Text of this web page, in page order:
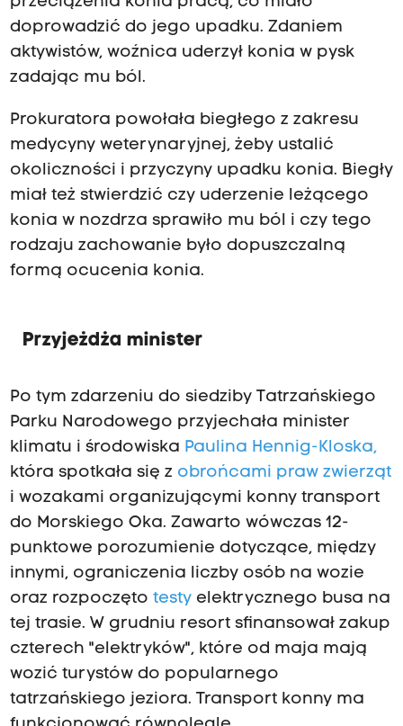
doprowadzić do jego upadku. Zdaniem
aktywistów, woźnica uderzył konia w pysk
zadając mu ból.
Prokuratora powołała biegłego z zakresu
medycyny weterynaryjnej, żeby ustalić
okoliczności i przyczyny upadku konia. Biegły
miał też stwierdzić czy uderzenie leżącego
konia w nozdrza sprawiło mu ból i czy tego
rodzaju zachowanie było dopuszczalną
formą ocucenia konia.
Przyjeżdża minister
Po tym zdarzeniu do siedziby Tatrzańskiego
Parku Narodowego przyjechała minister
klimatu i środowiska Paulina Hennig-Kloska,
która spotkała się z obrońcami praw zwierząt
i wozakami organizującymi konny transport
do Morskiego Oka. Zawarto wówczas 12-
punktowe porozumienie dotyczące, między
innymi, ograniczenia liczby osób na wozie
oraz rozpoczęto testyelektrycznego busa na
tej trasie. W grudniu resort sfinansował zakup
czterech "elektryków", które od maja mają
wozić turystów do popularnego
tatrzańskiego jeziora. Transport konny ma